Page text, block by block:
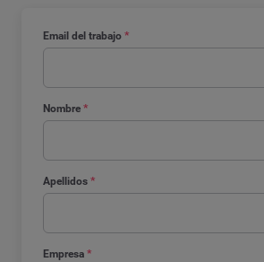
Email del trabajo *
Nombre *
Apellidos *
Empresa *